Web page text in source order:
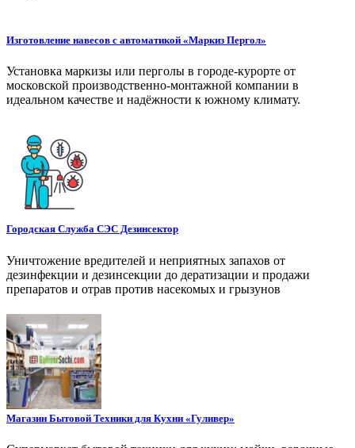
Изготовление навесов с автоматикой «Маркиз Пергол»
Установка маркизы или перголы в городе-курорте от
московской производственно-монтажной компании в
идеальном качестве и надёжности к южному климату.
Городская Служба СЭС Дезинсектор
Уничтожение вредителей и неприятных запахов от
дезинфекции и дезинсекции до дератизации и продажи
препаратов и отрав против насекомых и грызунов
Магазин Бытовой Техники для Кухни «Гуливер»